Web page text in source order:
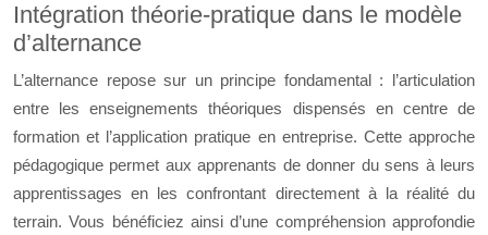
Intégration théorie-pratique dans le modèle
d’alternance
L’alternance repose sur un principe fondamental : l’articulation
entre les enseignements théoriques dispensés en centre de
formation et l’application pratique en entreprise. Cette approche
pédagogique permet aux apprenants de donner du sens à leurs
apprentissages en les confrontant directement à la réalité du
terrain. Vous bénéficiez ainsi d’une compréhension approfondie